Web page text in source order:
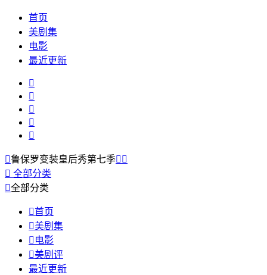
首页
美剧集
电影
最近更新





鲁保罗变装皇后秀第七季 
 全部分类
全部分类
首页
美剧集
 电影
美剧评
最近更新